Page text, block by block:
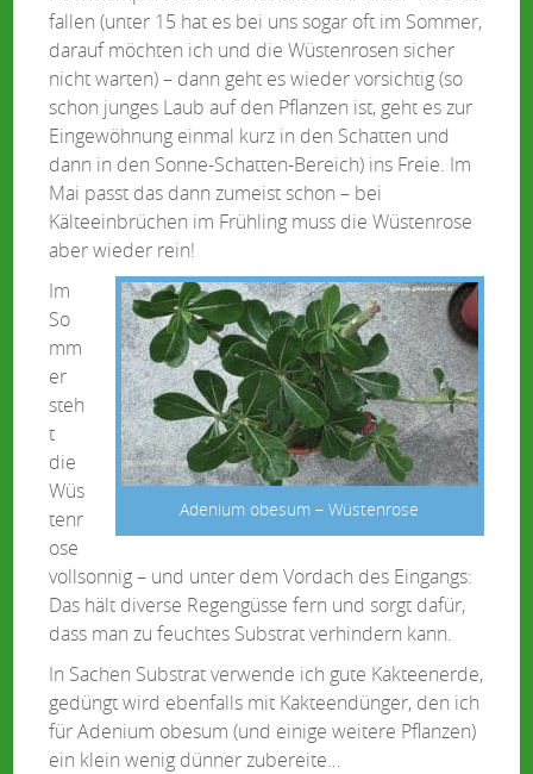
fallen (unter 15 hat es bei uns sogar oft im Sommer,
darauf möchten ich und die Wüstenrosen sicher
nicht warten) – dann geht es wieder vorsichtig (so
schon junges Laub auf den Pflanzen ist, geht es zur
Eingewöhnung einmal kurz in den Schatten und
dann in den Sonne-Schatten-Bereich) ins Freie. Im
Mai passt das dann zumeist schon – bei
Kälteeinbrüchen im Frühling muss die Wüstenrose
aber wieder rein!
Adenium obesum – Wüstenrose
Im
So
mm
er
steh
t
die
Wüs
tenr
ose
vollsonnig – und unter dem Vordach des Eingangs:
Das hält diverse Regengüsse fern und sorgt dafür,
dass man zu feuchtes Substrat verhindern kann.
In Sachen Substrat verwende ich gute Kakteenerde,
gedüngt wird ebenfalls mit Kakteendünger, den ich
für Adenium obesum (und einige weitere Pflanzen)
ein klein wenig dünner zubereite…